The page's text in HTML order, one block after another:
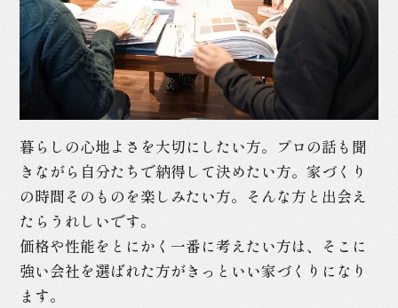
暮らしの心地よさを大切にしたい方。 プロの話も聞
きながら自分たちで納得して決めたい方。家づくり
の時間そのものを楽しみたい方。そんな方と出会え
たらうれしいです。
価格や性能をとにかく一番に考えたい方は、
そこに
強い会社を選ばれた方がきっといい家づくりになり
ます。